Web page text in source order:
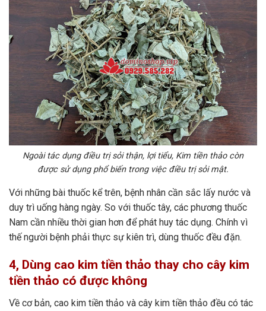
Ngoài tác dụng điều trị sỏi thận, lợi tiểu, Kim tiền thảo còn
được sử dụng phổ biến trong việc điều trị sỏi mật.
Với những bài thuốc kể trên, bệnh nhân cần sắc lấy nước và
duy trì uống hàng ngày. So với thuốc tây, các phương thuốc
Nam cần nhiều thời gian hơn để phát huy tác dụng. Chính vì
thế người bệnh phải thực sự kiên trì, dùng thuốc đều đặn.
4, Dùng cao kim tiền thảo thay cho cây kim
tiền thảo có được không
Về cơ bản, cao kim tiền thảo và cây kim tiền thảo đều có tác